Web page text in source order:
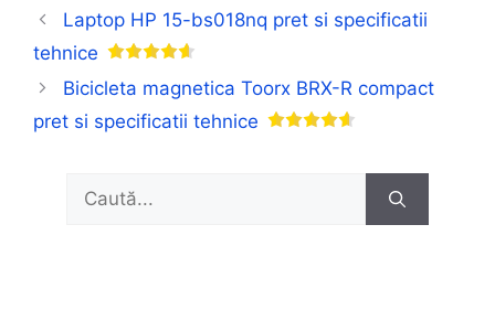
Laptop HP 15-bs018nq pret si specificatii
tehnice
Bicicleta magnetica Toorx BRX-R compact
pret si specificatii tehnice
Caută